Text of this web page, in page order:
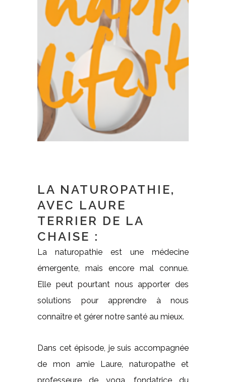
LA NATUROPATHIE,
AVEC LAURE
TERRIER DE LA
CHAISE :
La naturopathie est une médecine
émergente, mais encore mal connue.
Elle peut pourtant nous apporter des
solutions pour apprendre à nous
connaître et gérer notre santé au mieux.
Dans cet épisode, je suis accompagnée
de mon amie Laure, naturopathe et